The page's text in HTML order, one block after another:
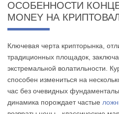
ОСОБЕННОСТИ
MONEY НА
Ключевая черта крипторынка,
традиционных площадок,
экстремальной волатильности.
способен измениться на
час без очевидных
динамика порождает частые